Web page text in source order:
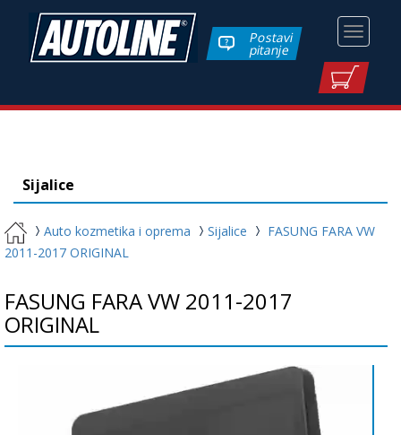
Toggle
Postavi
pitanje
Sijalice
Auto kozmetika i oprema Sijalice
FASUNG FARA VW
2011-2017 ORIGINAL
FASUNG FARA VW 2011-2017
ORIGINAL